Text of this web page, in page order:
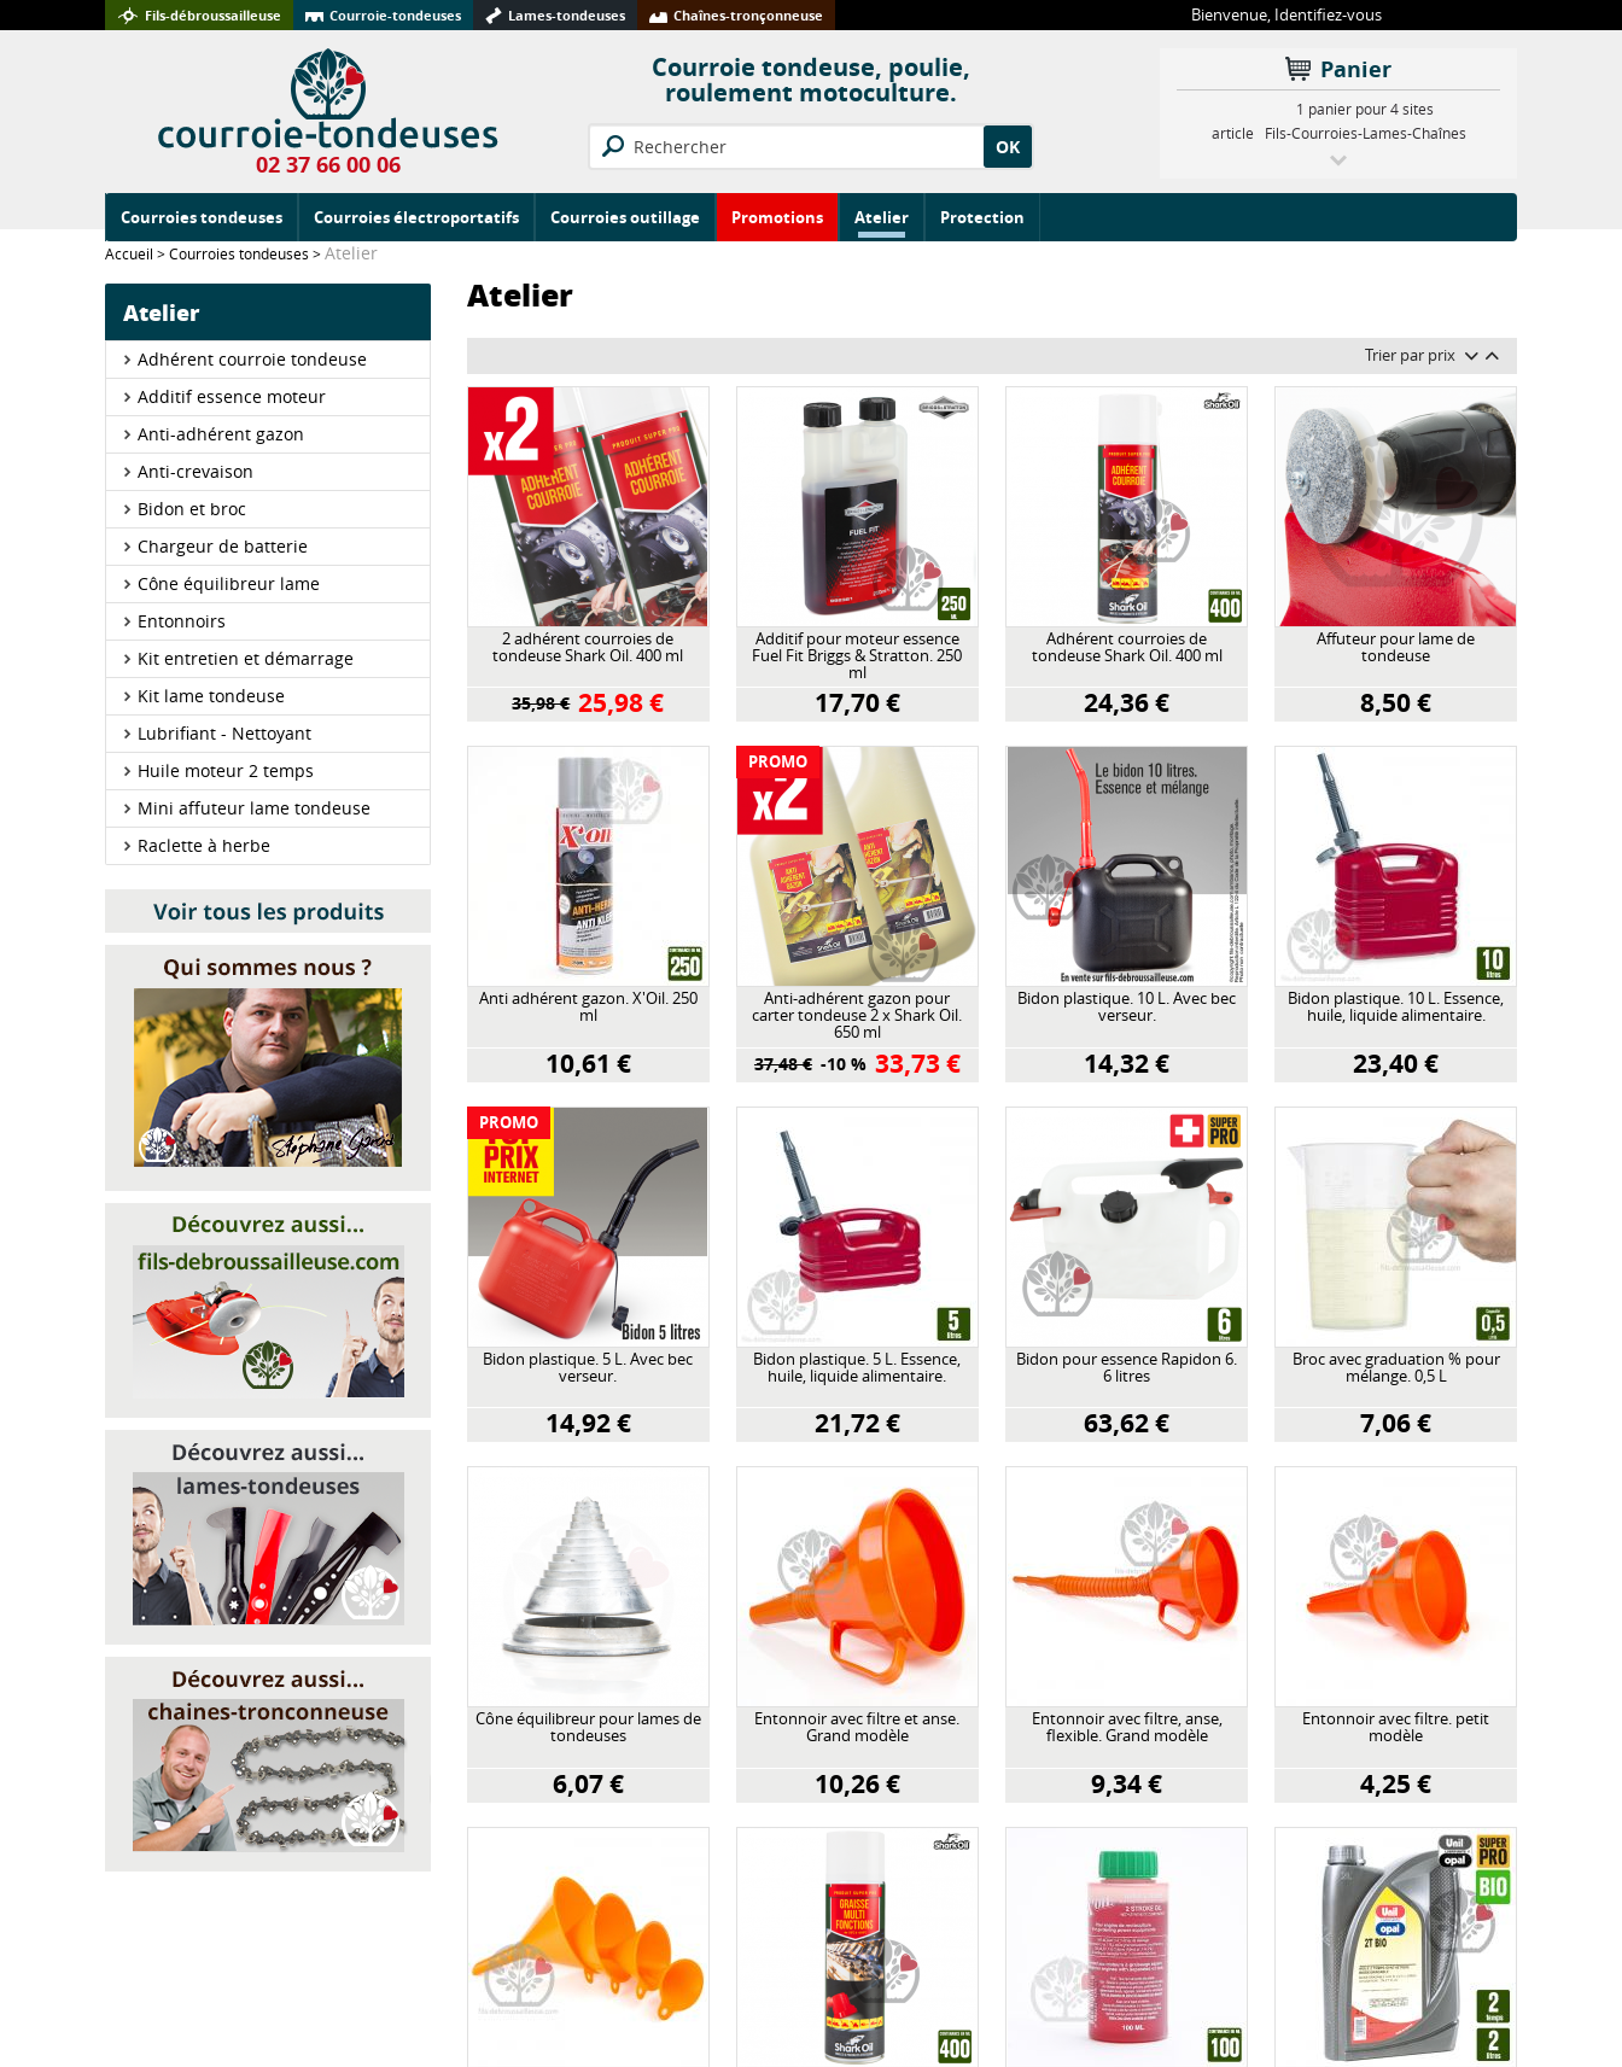
Fils-débroussailleuse Courroie-tondeuses Lames-tondeuses Chaînes-tronçonneuse Bienvenue, Identifiez-vous
02 37 66 00 06
Courroie tondeuse, poulie,
roulement motoculture.
OK
Panier
article
1 panier pour 4 sites
Fils-Courroies-Lames-Chaînes
Courroies tondeuses Courroies électroportatifs Courroies outillage Promotions Atelier Protection
Accueil >Courroies tondeuses >Atelier
Atelier
Trier par prix i l
2 adhérent courroies de
tondeuse Shark Oil. 400 ml
35,98 € 25,98 €
Additif pour moteur essence
Fuel Fit Briggs & Stratton. 250
ml
17,70 €
Adhérent courroies de
tondeuse Shark Oil. 400 ml
24,36 €
Affuteur pour lame de
tondeuse
8,50 €
Anti adhérent gazon. X'Oil. 250
ml
10,61 €
PROMO
Anti-adhérent gazon pour
carter tondeuse 2 x Shark Oil.
650 ml
37,48 € -10 % 33,73 €
Bidon plastique. 10 L. Avec bec
verseur.
14,32 €
Bidon plastique. 10 L. Essence,
huile, liquide alimentaire.
23,40 €
PROMO
Bidon plastique. 5 L. Avec bec
verseur.
14,92 €
Bidon plastique. 5 L. Essence,
huile, liquide alimentaire.
21,72 €
Bidon pour essence Rapidon 6.
6 litres
63,62 €
Broc avec graduation % pour
mélange. 0,5 L
7,06 €
Cône équilibreur pour lames de
tondeuses
6,07 €
Entonnoir avec filtre et anse.
Grand modèle
10,26 €
Entonnoir avec filtre, anse,
flexible. Grand modèle
9,34 €
Entonnoir avec filtre. petit
modèle
4,25 €
Atelier
Adhérent courroie tondeuse
Additif essence moteur
Anti-adhérent gazon
Anti-crevaison
Bidon et broc
Chargeur de batterie
Cône équilibreur lame
Entonnoirs
Kit entretien et démarrage
Kit lame tondeuse
Lubrifiant - Nettoyant
Huile moteur 2 temps
Mini affuteur lame tondeuse
Raclette à herbe